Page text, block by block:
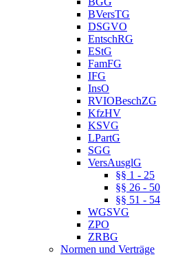
BVersTG
DSGVO
EntschRG
EStG
FamFG
IFG
InsO
RVIOBeschZG
KfzHV
KSVG
LPartG
SGG
VersAusglG
§§ 1 - 25
§§ 26 - 50
§§ 51 - 54
WGSVG
ZPO
ZRBG
Normen und Verträge